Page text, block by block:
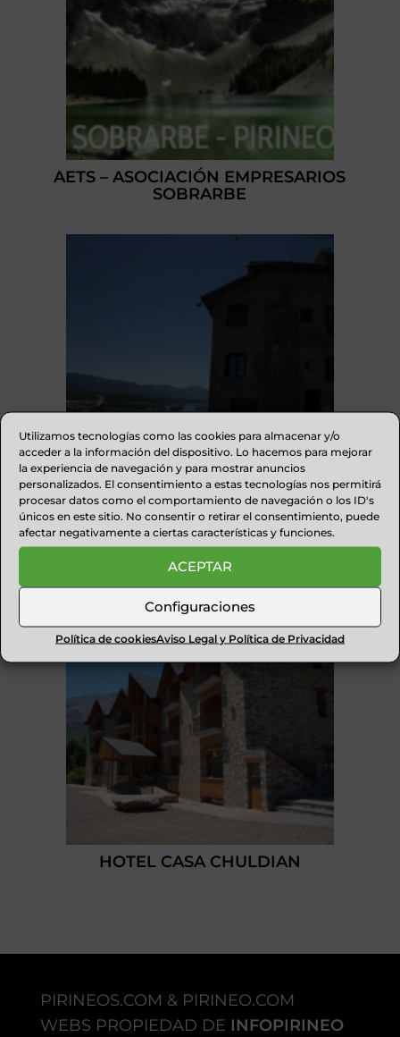
Utilizamos tecnologías como las cookies para almacenar y/o
acceder a la información del dispositivo. Lo hacemos para mejorar
la experiencia de navegación y para mostrar anuncios
personalizados. El consentimiento a estas tecnologías nos permitirá
procesar datos como el comportamiento de navegación o los ID's
únicos en este sitio. No consentir o retirar el consentimiento, puede
afectar negativamente a ciertas características y funciones.
ACEPTAR
Configuraciones
Política de cookiesAviso Legal y Política de Privacidad
AETS – ASOCIACIÓN EMPRESARIOS
SOBRARBE
APARTAMENTOS EL MIRADOR DE
AINSA
HOTEL CASA CHULDIAN
PIRINEOS.COM & PIRINEO.COM
WEBS PROPIEDAD DE INFOPIRINEO